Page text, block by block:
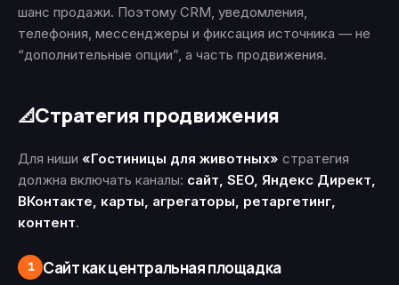
шанс продажи. Поэтому CRM, уведомления,
телефония, мессенджеры и фиксация источника — не
“дополнительные опции”, а часть продвижения.
📐Стратегия продвижения
Для ниши «Гостиницы для животных» стратегия
должна включать каналы: сайт, SEO, Яндекс Директ,
ВКонтакте, карты, агрегаторы, ретаргетинг,
контент.
1 Сайт как центральная площадка